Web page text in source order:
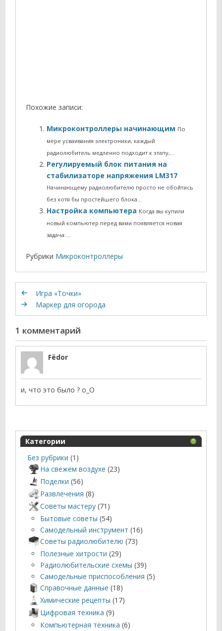
Похожие записи:
Микроконтроллеры начинающим По
мере усваивания электроники, каждый
радиолюбитель медленно подходит к этапу,…
Регулируемый блок питания на
стабилизаторе напряжения LM317
Начинающему радиолюбителю просто не обойтись
без хотя бы простейшего блока…
Настройка компьютера Когда вы купили
новый компьютер перед вами появляется новая
задача:…
Рубрики Микроконтроллеры
Игра «Точки»
Маркер для огорода
1 комментарий
Fёdor
и, что это было ? о_О
Категории
Без рубрики (1)
На свежем воздухе (23)
Поделки (56)
Развлечения (8)
Советы мастеру (71)
Бытовые советы (54)
Самодельный инструмент (16)
Советы радиолюбителю (73)
Полезные хитрости (29)
Радиолюбительские схемы (39)
Самодельные приспособления (5)
Справочные данные (18)
Химические рецепты (17)
Цифровая техника (9)
Компьютерная техника (6)